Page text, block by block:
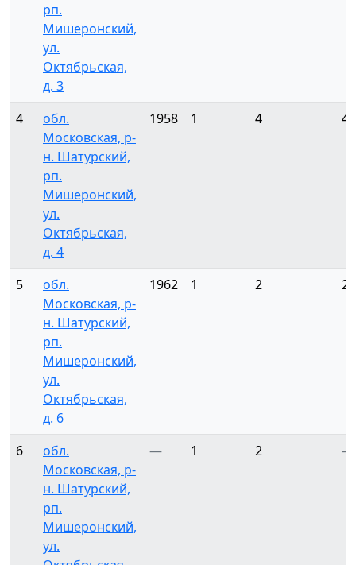
рп.
Мишеронский,
ул.
Октябрьская,
д. 3
4
обл.
Московская, р-
н. Шатурский,
рп.
Мишеронский,
ул.
Октябрьская,
д. 4
1958 1 4 4
5
обл.
Московская, р-
н. Шатурский,
рп.
Мишеронский,
ул.
Октябрьская,
д. 6
1962 1 2 2
6
обл.
Московская, р-
н. Шатурский,
рп.
Мишеронский,
ул.
— 1 2 —